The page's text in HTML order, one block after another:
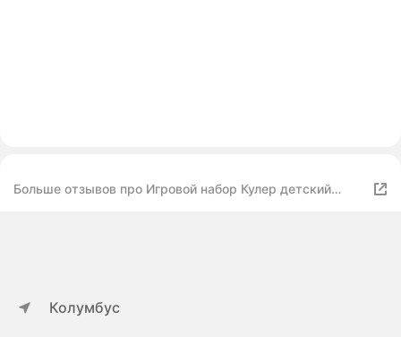
Больше отзывов про Игровой набор Кулер детский
Колумбус